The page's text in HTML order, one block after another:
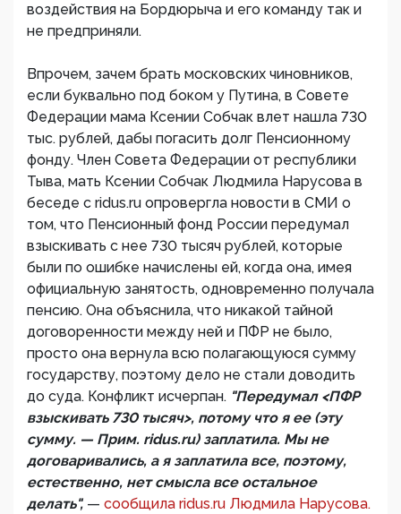
воздействия на Бордюрыча и его команду так и
не предприняли.
Впрочем, зачем брать московских чиновников,
если буквально под боком у Путина, в Совете
Федерации мама Ксении Собчак влет нашла 730
тыс. рублей, дабы погасить долг Пенсионному
фонду. Член Совета Федерации от республики
Тыва, мать Ксении Собчак Людмила Нарусова в
беседе с ridus.ru опровергла новости в СМИ о
том, что Пенсионный фонд России передумал
взыскивать с нее 730 тысяч рублей, которые
были по ошибке начислены ей, когда она, имея
официальную занятость, одновременно получала
пенсию. Она объяснила, что никакой тайной
договоренности между ней и ПФР не было,
просто она вернула всю полагающуюся сумму
государству, поэтому дело не стали доводить
до суда. Конфликт исчерпан. "Передумал <ПФР
взыскивать 730 тысяч>, потому что я ее (эту
сумму. — Прим. ridus.ru) заплатила. Мы не
договаривались, а я заплатила все, поэтому,
естественно, нет смысла все остальное
делать", — сообщила ridus.ru Людмила Нарусова.